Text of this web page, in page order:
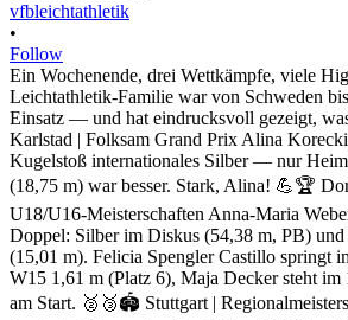
vfbleichtathletik
•
Follow
Ein Wochenende, drei Wettkämpfe, viele
Leichtathletik-Familie war von Schweden
Einsatz — und hat eindrucksvoll gezeigt,
Karlstad | Folksam Grand Prix Alina
Kugelstoß internationales Silber — nur
(18,75 m) war besser. Stark, Alina! 💪🏆
U18/U16-Meisterschaften Anna-Maria
Doppel: Silber im Diskus (54,38 m, PB)
(15,01 m). Felicia Spengler Castillo springt
W15 1,61 m (Platz 6), Maja Decker steht
am Start. 🥈🥉🏟️ Stuttgart |